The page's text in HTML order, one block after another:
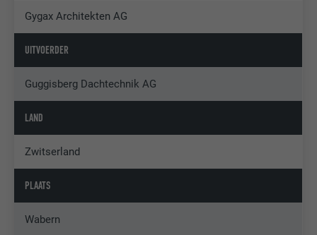
Gygax Architekten AG
UITVOERDER
Guggisberg Dachtechnik AG
LAND
Zwitserland
PLAATS
Wabern